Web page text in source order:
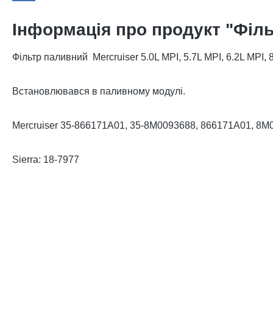
Інформація про продукт
Фільтр паливний Mercruiser 5.0L MPI, 5.7L MPI, 6.2L MPI,
Встановлювався в паливному модулі.
Mercruiser 35-866171A01, 35-8M0093688, 866171A01,
Sierra: 18-7977